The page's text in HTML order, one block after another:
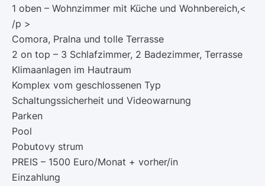
1 oben – Wohnzimmer mit Küche und Wohnbereich,<
/p >
Comora, Pralna und tolle Terrasse
2 on top – 3 Schlafzimmer, 2 Badezimmer, Terrasse
Klimaanlagen im Hautraum
Komplex vom geschlossenen Typ
Schaltungssicherheit und Videowarnung
Parken
Pool
Pobutovy strum
PREIS – 1500 Euro/Monat + vorher/in
Einzahlung